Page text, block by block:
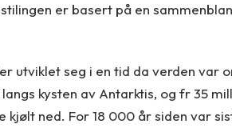
er basert på en
utviklet seg i en tid da verden var
kysten av Antarktis, og fr 35
kjølt ned. For 18 000 år siden var